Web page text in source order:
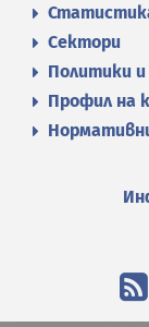
Сектори
Политики и
Профил на